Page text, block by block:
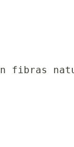
fibras